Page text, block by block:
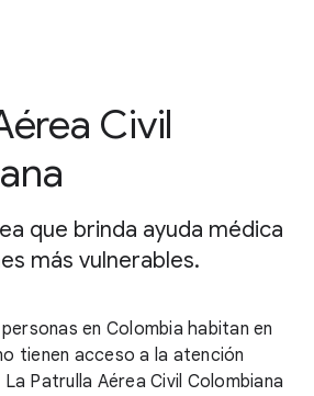
Civil
que brinda ayuda médica
más vulnerables.
en Colombia habitan en
tienen acceso a la atención
Patrulla Aérea Civil Colombiana